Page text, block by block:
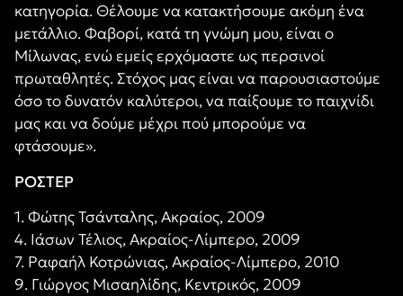
κατηγορία. Θέλουμε να κατακτήσουμε ακόμη ένα
μετάλλιο. Φαβορί, κατά τη γνώμη μου, είναι ο
Μίλωνας, ενώ εμείς ερχόμαστε ως περσινοί
πρωταθλητές. Στόχος μας είναι να παρουσιαστούμε
όσο το δυνατόν καλύτεροι, να παίξουμε το παιχνίδι
μας και να δούμε μέχρι πού μπορούμε να
φτάσουμε».
ΡΟΣΤΕΡ
1. Φώτης Τσάνταλης, Ακραίος, 2009
4. Ιάσων Τέλιος, Ακραίος-Λίμπερο, 2009
7. Ραφαήλ Κοτρώνιας, Ακραίος-Λίμπερο, 2010
9. Γιώργος Μισαηλίδης, Κεντρικός, 2009